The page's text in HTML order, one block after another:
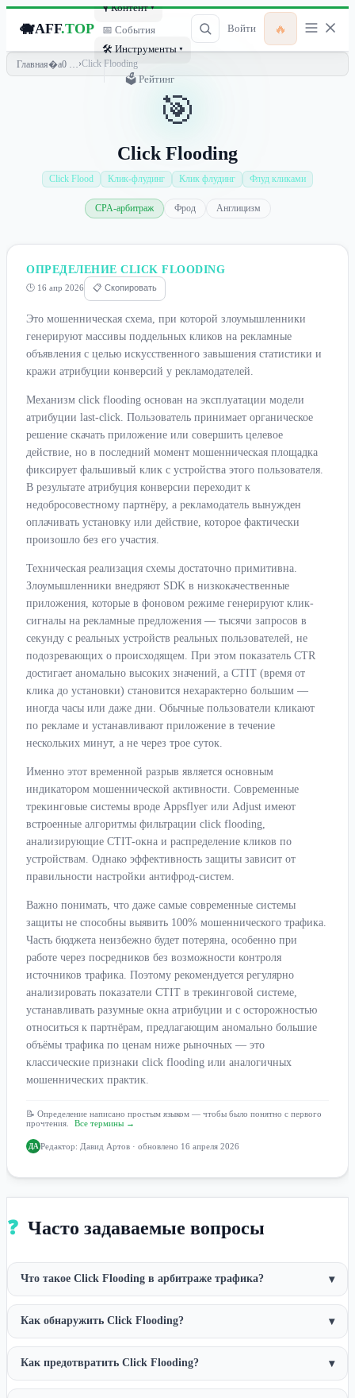
🐗AFF.TOP
🎙 Контент ▾
📅 События
🛠 Инструменты ▾
🗳 Рейтинг
Войти 🔥
Главная ›Click Flooding
🎯
Click Flooding
Click Flood Клик-флудинг Клик флудинг Флуд кликами
CPA-арбитраж Фрод Англицизм
ОПРЕДЕЛЕНИЕ CLICK FLOODING
🕒 16 апр 2026 📋 Скопировать
Это мошенническая схема, при которой злоумышленники
генерируют массивы поддельных кликов на рекламные
объявления с целью искусственного завышения статистики и
кражи атрибуции конверсий у рекламодателей.
Механизм click flooding основан на эксплуатации модели
атрибуции last-click. Пользователь принимает органическое
решение скачать приложение или совершить целевое
действие, но в последний момент мошенническая площадка
фиксирует фальшивый клик с устройства этого пользователя.
В результате атрибуция конверсии переходит к
недобросовестному партнёру, а рекламодатель вынужден
оплачивать установку или действие, которое фактически
произошло без его участия.
Техническая реализация схемы достаточно примитивна.
Злоумышленники внедряют SDK в низкокачественные
приложения, которые в фоновом режиме генерируют клик-
сигналы на рекламные предложения — тысячи запросов в
секунду с реальных устройств реальных пользователей, не
подозревающих о происходящем. При этом показатель CTR
достигает аномально высоких значений, а CTIT (время от
клика до установки) становится нехарактерно большим —
иногда часы или даже дни. Обычные пользователи кликают
по рекламе и устанавливают приложение в течение
нескольких минут, а не через трое суток.
Именно этот временной разрыв является основным
индикатором мошеннической активности. Современные
трекинговые системы вроде Appsflyer или Adjust имеют
встроенные алгоритмы фильтрации click flooding,
анализирующие CTIT-окна и распределение кликов по
устройствам. Однако эффективность защиты зависит от
правильности настройки антифрод-систем.
Важно понимать, что даже самые современные системы
защиты не способны выявить 100% мошеннического трафика.
Часть бюджета неизбежно будет потеряна, особенно при
работе через посредников без возможности контроля
источников трафика. Поэтому рекомендуется регулярно
анализировать показатели CTIT в трекинговой системе,
устанавливать разумные окна атрибуции и с осторожностью
относиться к партнёрам, предлагающим аномально большие
объёмы трафика по ценам ниже рыночных — это
классические признаки click flooding или аналогичных
мошеннических практик.
📝 Определение написано простым языком — чтобы было понятно с первого
прочтения.
Все термины →
ДА Редактор: Давид Артов · обновлено 16 апреля 2026
❓ Часто задаваемые вопросы
Что такое Click Flooding в арбитраже трафика? ▾
Как обнаружить Click Flooding? ▾
Как предотвратить Click Flooding? ▾